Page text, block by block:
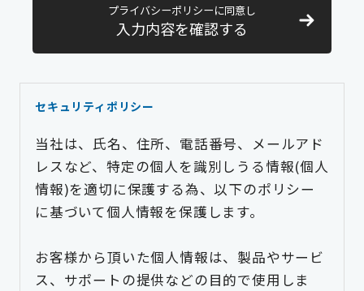
プライバシーポリシーに同意し
入力内容を確認する
セキュリティポリシー
当社は、氏名、住所、電話番号、メールアド
レスなど、特定の個人を識別しうる情報(個人
情報)を適切に保護する為、以下のポリシー
に基づいて個人情報を保護します。
お客様から頂いた個人情報は、製品やサービ
ス、サポートの提供などの目的で使用しま